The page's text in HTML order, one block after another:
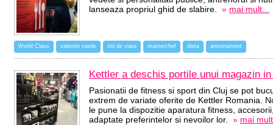
lanseaza propriul ghid de slabire. » mai mult...
World Class valentin vasile stil de viata masterchef dieta antrenament
Kettler a deschis portile unui magazin
Pasionatii de fitness si sport din Cluj se pot
extrem de variate oferite de Kettler Romania.
le pune la dispozitie aparatura fitness,
adaptate preferintelor si nevoilor lor. » mai